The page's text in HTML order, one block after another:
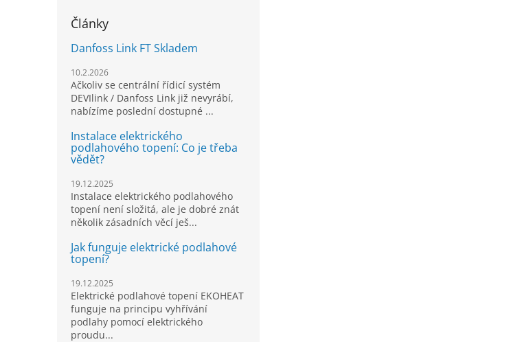
Články
Danfoss Link FT Skladem
10.2.2026
Ačkoliv se centrální řídicí systém
DEVIlink / Danfoss Link již nevyrábí,
nabízíme poslední dostupné ...
Instalace elektrického
podlahového topení: Co je třeba
vědět?
19.12.2025
Instalace elektrického podlahového
topení není složitá, ale je dobré znát
několik zásadních věcí ješ...
Jak funguje elektrické podlahové
topení?
19.12.2025
Elektrické podlahové topení EKOHEAT
funguje na principu vyhřívání
podlahy pomocí elektrického
proudu...